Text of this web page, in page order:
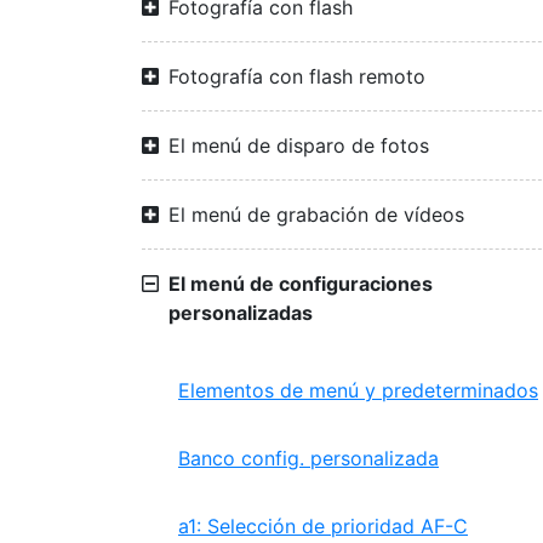
Fotografía con flash
Fotografía con flash remoto
El menú de disparo de fotos
El menú de grabación de vídeos
El menú de configuraciones
personalizadas
Elementos de menú y predeterminados
Banco config. personalizada
a1: Selección de prioridad AF-C